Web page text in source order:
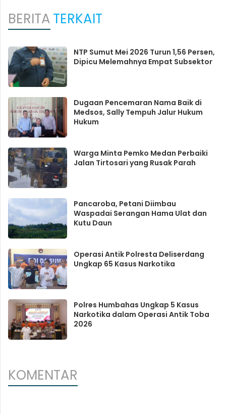
BERITATERKAIT
NTP Sumut Mei 2026 Turun 1,56 Persen,
Dipicu Melemahnya Empat Subsektor
Dugaan Pencemaran Nama Baik di
Medsos, Sally Tempuh Jalur Hukum
Hukum
Warga Minta Pemko Medan Perbaiki
Jalan Tirtosari yang Rusak Parah
Pancaroba, Petani Diimbau
Waspadai Serangan Hama Ulat dan
Kutu Daun
Operasi Antik Polresta Deliserdang
Ungkap 65 Kasus Narkotika
Polres Humbahas Ungkap 5 Kasus
Narkotika dalam Operasi Antik Toba
2026
KOMENTAR